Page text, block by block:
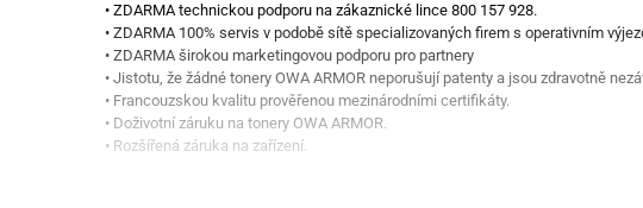
• ZDARMA technickou podporu na zákaznické lince 800 157 928.
• ZDARMA 100% servis v podobě sítě specializovaných firem s operativním
• ZDARMA širokou marketingovou podporu pro partnery
• Jistotu, že žádné tonery OWA ARMOR neporušují patenty a jsou zdravotně
• Francouzskou kvalitu prověřenou mezinárodními certifikáty.
• Doživotní záruku na tonery OWA ARMOR.
• Rozšířená záruka na zařízení.